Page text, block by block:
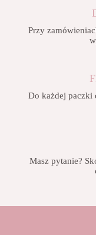
Przy
Do każdej paczki
Masz pytanie?